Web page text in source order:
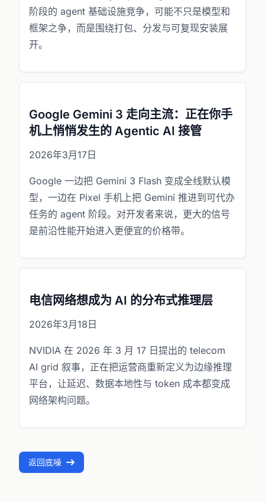
阶段的 agent 基础设施竞争，可能不只是模型和
框架之争，而是围绕打包、分发与可复现安装展
开。
Google Gemini 3 走向主流：正在你手
机上悄悄发生的 Agentic AI 接管
2026年3月17日
Google 一边把 Gemini 3 Flash 变成全线默认模
型，一边在 Pixel 手机上把 Gemini 推进到可代办
任务的 agent 阶段。对开发者来说，更大的信号
是前沿性能开始进入更便宜的价格带。
电信网络想成为 AI 的分布式推理层
2026年3月18日
NVIDIA 在 2026 年 3 月 17 日提出的 telecom
AI grid 叙事，正在把运营商重新定义为边缘推理
平台，让延迟、数据本地性与 token 成本都变成
网络架构问题。
返回底噪